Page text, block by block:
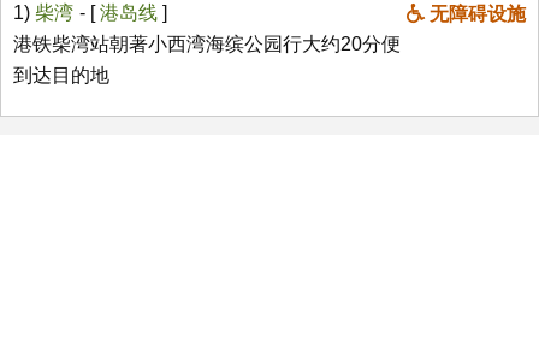
1) 柴湾 无障碍设施
- [港岛线 ]
港铁柴湾站朝著小西湾海缤公园行大约20分便
到达目的地